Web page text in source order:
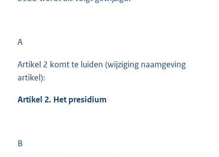
A
Artikel 2 komt te luiden (wijziging naamgeving
artikel):
Artikel 2. Het presidium
B